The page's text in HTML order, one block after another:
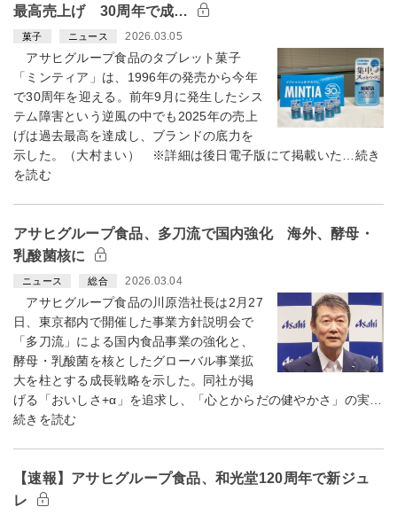
最高売上げ 30周年で成…
菓子 ニュース 2026.03.05
アサヒグループ食品のタブレット菓子
「ミンティア」は、1996年の発売から今年
で30周年を迎える。前年9月に発生したシス
テム障害という逆風の中でも2025年の売上
げは過去最高を達成し、ブランドの底力を
示した。（大村まい） ※詳細は後日電子版にて掲載いた…続き
を読む
アサヒグループ食品、多刀流で国内強化 海外、酵母・
乳酸菌核に
ニュース 総合 2026.03.04
アサヒグループ食品の川原浩社長は2月27
日、東京都内で開催した事業方針説明会で
「多刀流」による国内食品事業の強化と、
酵母・乳酸菌を核としたグローバル事業拡
大を柱とする成長戦略を示した。同社が掲
げる「おいしさ+α」を追求し、「心とからだの健やかさ」の実…
続きを読む
【速報】アサヒグループ食品、和光堂120周年で新ジュ
レ